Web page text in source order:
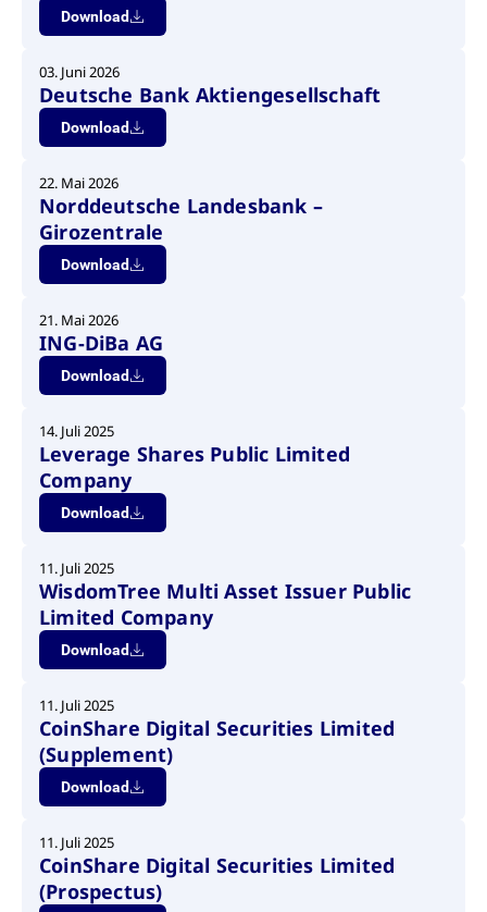
Download
03. Juni 2026
Deutsche Bank Aktiengesellschaft
Download
22. Mai 2026
Norddeutsche Landesbank –
Girozentrale
Download
21. Mai 2026
ING-DiBa AG
Download
14. Juli 2025
Leverage Shares Public Limited
Company
Download
11. Juli 2025
WisdomTree Multi Asset Issuer Public
Limited Company
Download
11. Juli 2025
CoinShare Digital Securities Limited
(Supplement)
Download
11. Juli 2025
CoinShare Digital Securities Limited
(Prospectus)